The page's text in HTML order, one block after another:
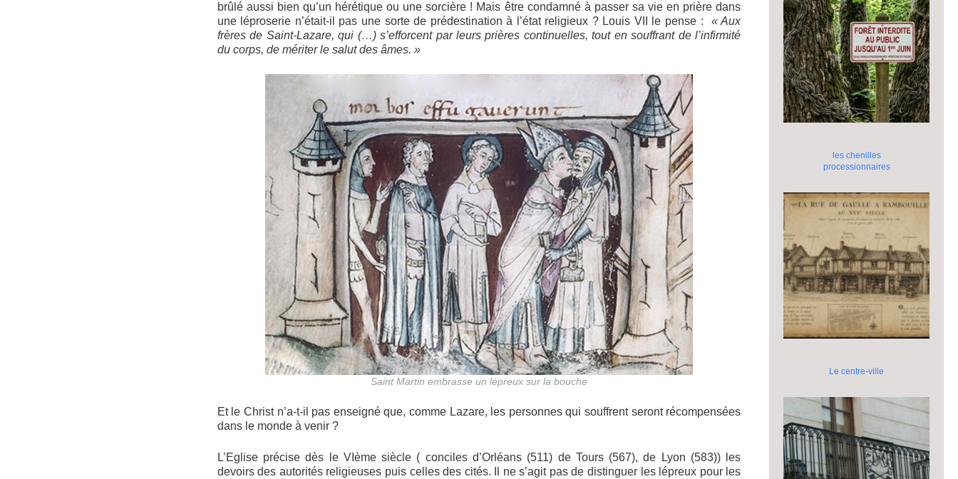
brûlé aussi bien qu’un hérétique ou une sorcière ! Mais être condamné à passer sa vie en prière dans
une léproserie n’était-il pas une sorte de prédestination à l’état religieux ? Louis VII le pense : « Aux
frères de Saint-Lazare, qui (…) s’efforcent par leurs prières continuelles, tout en souffrant de l’infirmité
du corps, de mériter le salut des âmes. »
Saint Martin embrasse un lépreux sur la bouche
Et le Christ n’a-t-il pas enseigné que, comme Lazare, les personnes qui souffrent seront récompensées
dans le monde à venir ?
L’Eglise précise dès le VIème siècle ( conciles d’Orléans (511) de Tours (567), de Lyon (583)) les
devoirs des autorités religieuses puis celles des cités. Il ne s’agit pas de distinguer les lépreux pour les
les chenilles
processionnaires
Le centre-ville